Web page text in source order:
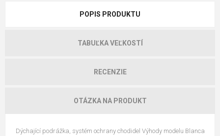
POPIS PRODUKTU
TABUĽKA VEĽKOSTÍ
RECENZIE
OTÁZKA NA PRODUKT
Dýchající podrážka, systém ochrany chodidel Výhody modelu Blanca